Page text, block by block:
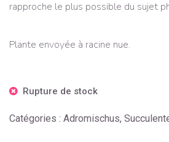
rapproche le plus possible du sujet
Plante envoyée à racine nue.
Rupture de stock
Catégories : Adromischus,